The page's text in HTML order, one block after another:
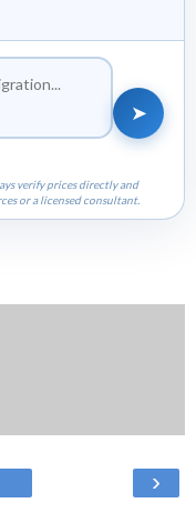
➤
verify prices directly and
or a licensed consultant.
›